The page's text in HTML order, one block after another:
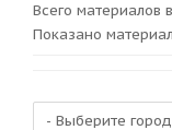
Всего материалов
Показано